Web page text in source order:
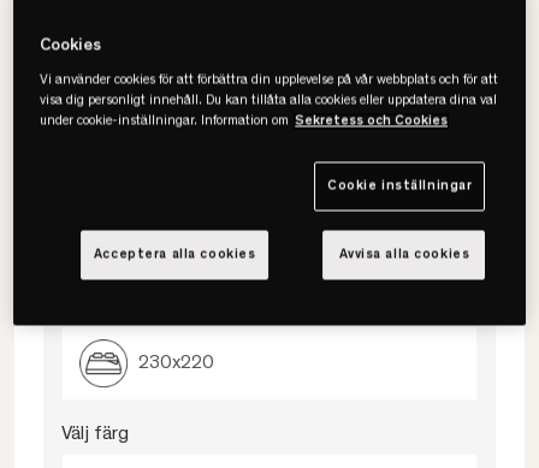
Borås Cotton
Cloud Påslakanset
230x220
Välj färg
Cookies
Vi använder cookies för att förbättra din upplevelse på vår webbplats och för att
visa dig personligt innehåll. Du kan tillåta alla cookies eller uppdatera dina val
under cookie-inställningar. Information om Sekretess och Cookies
Cookie inställningar
Avvisa alla cookies
Acceptera alla cookies